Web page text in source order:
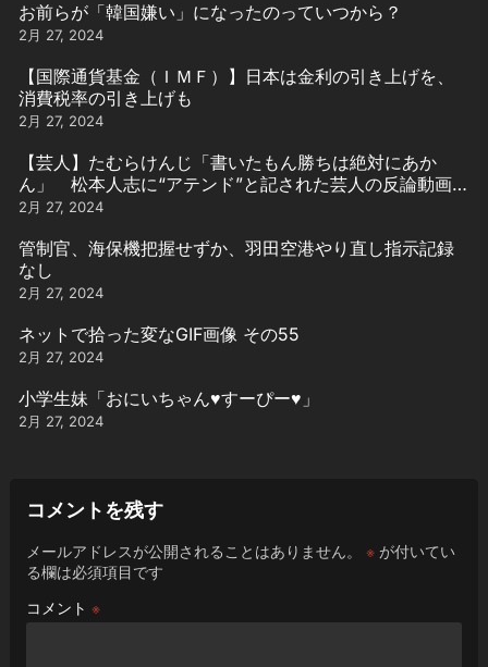
お前らが「韓国嫌い」になったのっていつから？
2月 27, 2024
【国際通貨基金（ＩＭＦ）】日本は金利の引き上げを、
消費税率の引き上げも
2月 27, 2024
【芸人】たむらけんじ「書いたもん勝ちは絶対にあか
ん」 松本人志に“アテンド”と記された芸人の反論動画引
用
2月 27, 2024
管制官、海保機把握せずか、羽田空港やり直し指示記録
なし
2月 27, 2024
ネットで拾った変なGIF画像 その55
2月 27, 2024
小学生妹「おにいちゃん♥️すーぴー♥️」
2月 27, 2024
コメントを残す
メールアドレスが公開されることはありません。 ※が付いてい
る欄は必須項目です
コメント ※